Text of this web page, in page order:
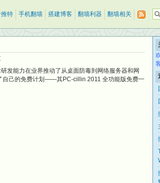
推特 手机翻墙 搭建博客 翻墙利器 翻墙相关
发能力在业界推动了从桌面防毒到网络服务器和网
自己的免费计划——其PC-cillin 2011 全功能版免费一